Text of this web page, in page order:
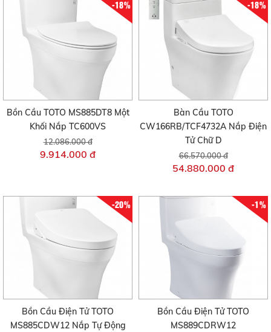
-18%
Bồn Cầu TOTO MS885DT8 Một
Khối Nắp TC600VS
12.086.000 đ
9.914.000 đ
-18%
Bàn Cầu TOTO
CW166RB/TCF4732A Nắp Điện
Tử Chữ D
66.570.000 đ
54.880.000 đ
-20%
Bồn Cầu Điện Tử TOTO
MS885CDW12 Nắp Tự Động
-1%
Bồn Cầu Điện Tử TOTO
MS889CDRW12